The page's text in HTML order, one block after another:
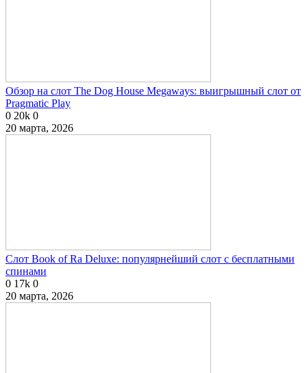
Обзор на слот The Dog House Megaways: выигрышный слот от
Pragmatic Play
0 20k 0
20 марта, 2026
Слот Book of Ra Deluxe: популярнейший слот с бесплатными
спинами
0 17k 0
20 марта, 2026